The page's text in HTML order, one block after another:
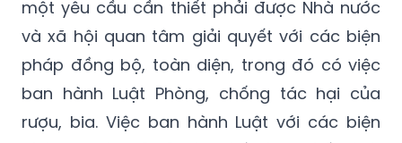
thanh thiếu niên sử dụng rượu, bia.
“Việc phòng chống tác hại của rượu, bia là
một yêu cầu cần thiết phải được Nhà nước
và xã hội quan tâm giải quyết với các biện
pháp đồng bộ, toàn diện, trong đó có việc